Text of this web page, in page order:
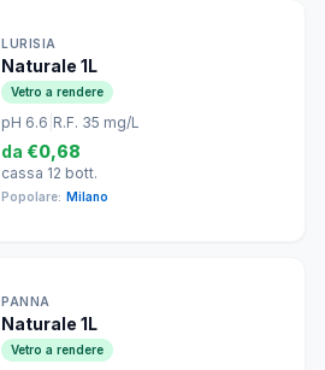
LURISIA
Naturale 1L
Vetro a rendere
pH 6.6 R.F. 35 mg/L
da €0,68
cassa 12 bott.
Popolare: Milano
PANNA
Naturale 1L
Vetro a rendere